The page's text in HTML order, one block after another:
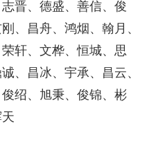
晋、德盛、善信、俊
、昌舟、鸿烟、翰月、
轩、文桦、恒城、思
、昌冰、宇承、昌云、
绍、旭秉、俊锦、彬